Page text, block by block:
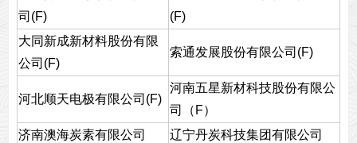
司(F)
(F)
大同新成新材料股份有限
公司(F)
索通发展股份有限公司(F)
河北顺天电极有限公司(F)
河南五星新材科技股份有限公
司（F）
济南澳海炭素有限公司
辽宁丹炭科技集团有限公司